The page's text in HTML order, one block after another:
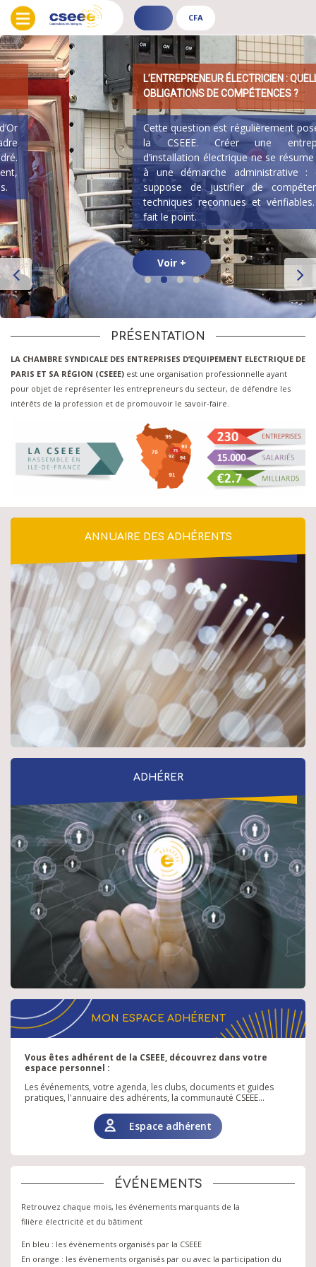
ADHÉRENT
-
PUBLIC
CFA
-
PUBLIC
CFA
L’ENTREPRENEUR ÉLECTRICIEN : QUELLES
OBLIGATIONS DE COMPÉTENCES ?
Cette question est régulièrement posée à
la CSEEE. Créer une entreprise
d’installation électrique ne se résume pas
à une démarche administrative : cela
suppose de justifier de compétences
techniques reconnues et vérifiables. On
fait le point.
PRÉSENTATION
LA CHAMBRE SYNDICALE DES ENTREPRISES D’EQUIPEMENT ELECTRIQUE DE
PARIS ET SA RÉGION (CSEEE) est une organisation professionnelle ayant
pour objet de représenter les entrepreneurs du secteur, de défendre les
intérêts de la profession et de promouvoir le savoir-faire.
ANNUAIRE DES ADHÉRENTS
Annuaire
ADHÉRER
Adhérer
MON ESPACE ADHÉRENT
Vous êtes adhérent de la CSEEE, découvrez dans votre
espace personnel :
Les événements, votre agenda, les clubs, documents et guides
pratiques, l'annuaire des adhérents, la communauté CSEEE...
Espace adhérent
ÉVÉNEMENTS
Retrouvez chaque mois, les événements marquants de la
filière électricité et du bâtiment
En bleu : les évènements organisés par la CSEEE
En orange : les évènements organisés par ou avec la participation du